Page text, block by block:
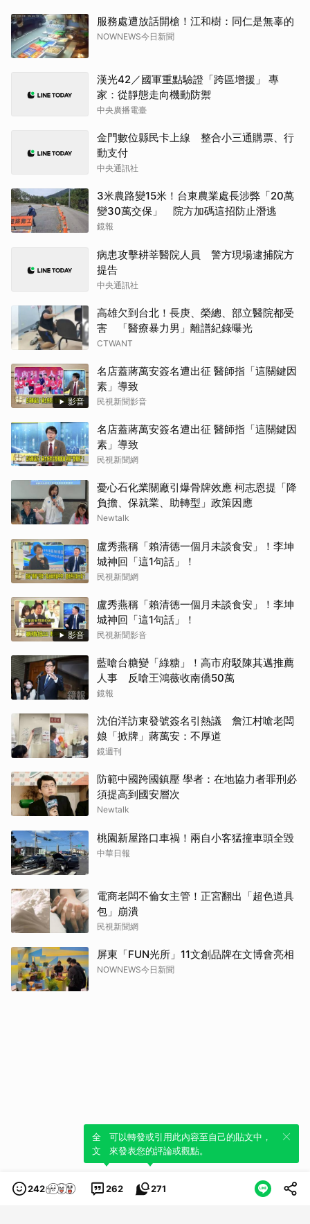
服務處遭放話開槍！江和樹：同仁是無辜的
NOWNEWS今日新聞
漢光42／國軍重點驗證「跨區增援」 專
家：從靜態走向機動防禦
中央廣播電臺
金門數位縣民卡上線 整合小三通購票、行
動支付
中央通訊社
3米農路變15米！台東農業處長涉弊「20萬
變30萬交保」 院方加碼這招防止潛逃
鏡報
病患攻擊耕莘醫院人員 警方現場逮捕院方
提告
中央通訊社
高雄欠到台北！長庚、榮總、部立醫院都受
害 「醫療暴力男」離譜紀錄曝光
CTWANT
影音
名店蓋蔣萬安簽名遭出征 醫師指「這關鍵因
素」導致
民視新聞影音
名店蓋蔣萬安簽名遭出征 醫師指「這關鍵因
素」導致
民視新聞網
憂心石化業關廠引爆骨牌效應 柯志恩提「降
負擔、保就業、助轉型」政策因應
Newtalk
盧秀燕稱「賴清德一個月未談食安」！李坤
城神回「這1句話」！
民視新聞網
影音
盧秀燕稱「賴清德一個月未談食安」！李坤
城神回「這1句話」！
民視新聞影音
藍嗆台糖變「綠糖」！高市府駁陳其邁推薦
人事 反嗆王鴻薇收南僑50萬
鏡報
沈伯洋訪東發號簽名引熱議 詹江村嗆老闆
娘「掀牌」蔣萬安：不厚道
鏡週刊
防範中國跨國鎮壓 學者：在地協力者罪刑必
須提高到國安層次
Newtalk
桃園新屋路口車禍！兩自小客猛撞車頭全毀
中華日報
電商老闆不倫女主管！正宮翻出「超色道具
包」崩潰
民視新聞網
屏東「FUN光所」11文創品牌在文博會亮相
NOWNEWS今日新聞
242 262
全新體驗！一鍵引用此內容，透過發布貼
文來輕鬆表達個人立場。
271
可以轉發或引用此內容至自己的貼文中，
來發表您的評論或觀點。